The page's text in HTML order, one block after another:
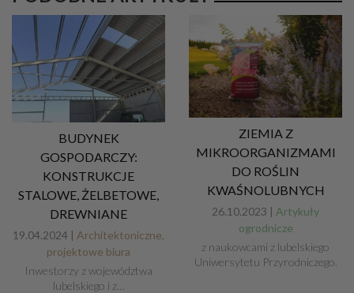
BUDYNEK
GOSPODARCZY:
KONSTRUKCJE
STALOWE, ŻELBETOWE,
DREWNIANE
19.04.2024 | Architektoniczne,
projektowe biura
Inwestorzy z województwa
lubelskiego i z…
ZIEMIA Z
MIKROORGANIZMAMI
DO ROŚLIN
KWAŚNOLUBNYCH
26.10.2023 | Artykuły
ogrodnicze
z naukowcami z lubelskiego
Uniwersytetu Przyrodniczego.